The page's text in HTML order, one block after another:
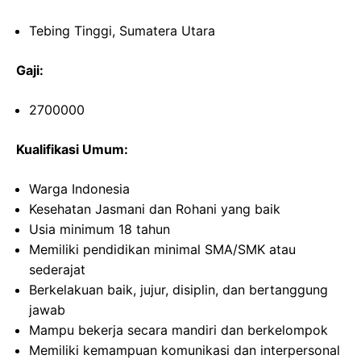
Tebing Tinggi, Sumatera Utara
Gaji:
2700000
Kualifikasi Umum:
Warga Indonesia
Kesehatan Jasmani dan Rohani yang baik
Usia minimum 18 tahun
Memiliki pendidikan minimal SMA/SMK atau
sederajat
Berkelakuan baik, jujur, disiplin, dan bertanggung
jawab
Mampu bekerja secara mandiri dan berkelompok
Memiliki kemampuan komunikasi dan interpersonal